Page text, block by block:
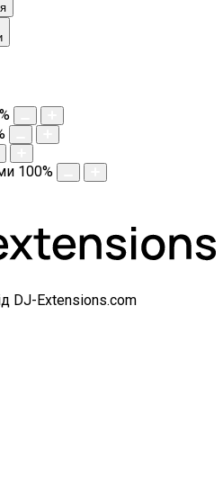
%
100%
DJ-Extensions.com